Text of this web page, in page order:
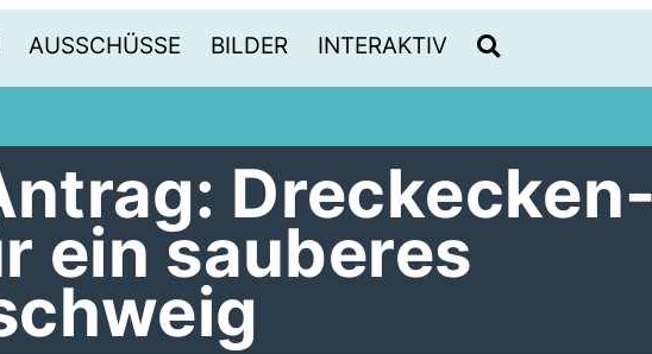
AUSSCHÜSSE BILDER INTERAKTIV
ein sauberes